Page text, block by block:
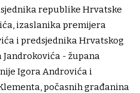
republike Hrvatske
izaslanika premijera
i predsjednika Hrvatskog
Jandrokovića - župana
Igora Androvića i
počasnih građanina